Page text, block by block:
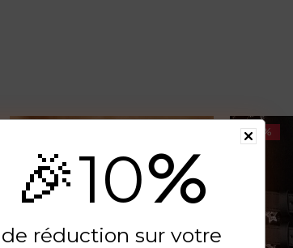
🎉10%
de réduction sur votre
-73%